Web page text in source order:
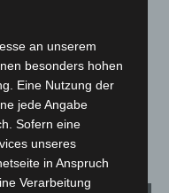
ist es, Dauerparker
Auch Vor- und
vorgestellt
Veranstaltung sollen
an unserem
besonders hohen
Eine Nutzung der
jede Angabe
Sofern eine
unseres
in Anspruch
Verarbeitung